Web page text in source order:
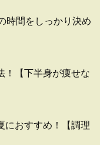
時間をしっかり決め
！【下半身が痩せな
におすすめ！【調理